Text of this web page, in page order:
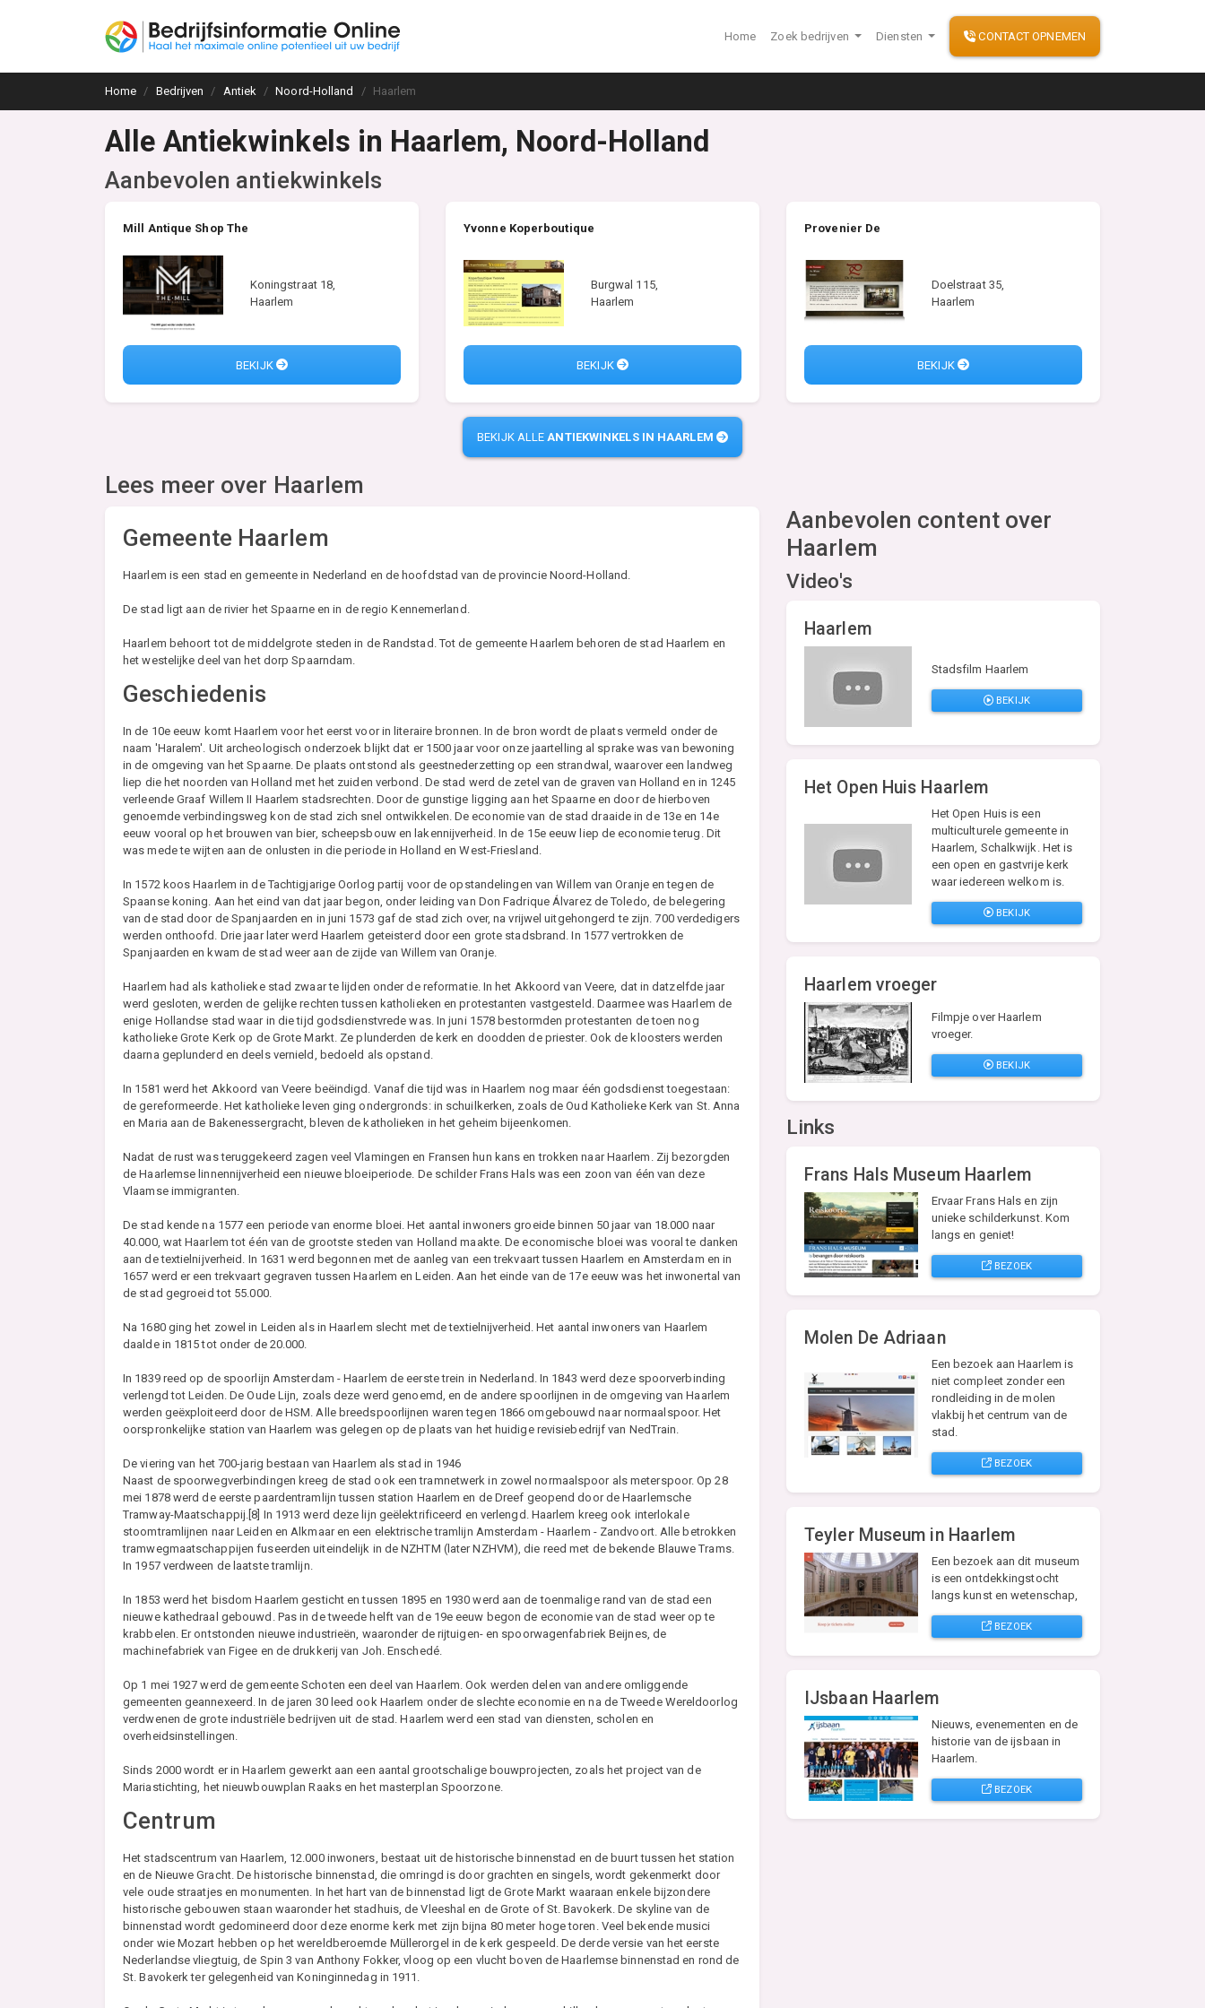
Home Zoek bedrijven Diensten CONTACT OPNEMEN
Home Bedrijven Antiek Noord-Holland Haarlem
Alle Antiekwinkels in Haarlem, Noord-Holland
Aanbevolen antiekwinkels
Mill Antique Shop The
Koningstraat 18,
Haarlem
BEKIJK
Yvonne Koperboutique
Burgwal 115,
Haarlem
BEKIJK
Provenier De
Doelstraat 35,
Haarlem
BEKIJK
BEKIJK ALLEANTIEKWINKELS IN HAARLEM
Lees meer over Haarlem
Gemeente Haarlem
Haarlem is een stad en gemeente in Nederland en de hoofdstad van de provincie Noord-Holland.
De stad ligt aan de rivier het Spaarne en in de regio Kennemerland.
Haarlem behoort tot de middelgrote steden in de Randstad. Tot de gemeente Haarlem behoren de stad Haarlem en
het westelijke deel van het dorp Spaarndam.
Geschiedenis
In de 10e eeuw komt Haarlem voor het eerst voor in literaire bronnen. In de bron wordt de plaats vermeld onder de
naam 'Haralem'. Uit archeologisch onderzoek blijkt dat er 1500 jaar voor onze jaartelling al sprake was van bewoning
in de omgeving van het Spaarne. De plaats ontstond als geestnederzetting op een strandwal, waarover een landweg
liep die het noorden van Holland met het zuiden verbond. De stad werd de zetel van de graven van Holland en in 1245
verleende Graaf Willem II Haarlem stadsrechten. Door de gunstige ligging aan het Spaarne en door de hierboven
genoemde verbindingsweg kon de stad zich snel ontwikkelen. De economie van de stad draaide in de 13e en 14e
eeuw vooral op het brouwen van bier, scheepsbouw en lakennijverheid. In de 15e eeuw liep de economie terug. Dit
was mede te wijten aan de onlusten in die periode in Holland en West-Friesland.
In 1572 koos Haarlem in de Tachtigjarige Oorlog partij voor de opstandelingen van Willem van Oranje en tegen de
Spaanse koning. Aan het eind van dat jaar begon, onder leiding van Don Fadrique Álvarez de Toledo, de belegering
van de stad door de Spanjaarden en in juni 1573 gaf de stad zich over, na vrijwel uitgehongerd te zijn. 700 verdedigers
werden onthoofd. Drie jaar later werd Haarlem geteisterd door een grote stadsbrand. In 1577 vertrokken de
Spanjaarden en kwam de stad weer aan de zijde van Willem van Oranje.
Haarlem had als katholieke stad zwaar te lijden onder de reformatie. In het Akkoord van Veere, dat in datzelfde jaar
werd gesloten, werden de gelijke rechten tussen katholieken en protestanten vastgesteld. Daarmee was Haarlem de
enige Hollandse stad waar in die tijd godsdienstvrede was. In juni 1578 bestormden protestanten de toen nog
katholieke Grote Kerk op de Grote Markt. Ze plunderden de kerk en doodden de priester. Ook de kloosters werden
daarna geplunderd en deels vernield, bedoeld als opstand.
In 1581 werd het Akkoord van Veere beëindigd. Vanaf die tijd was in Haarlem nog maar één godsdienst toegestaan:
de gereformeerde. Het katholieke leven ging ondergronds: in schuilkerken, zoals de Oud Katholieke Kerk van St. Anna
en Maria aan de Bakenessergracht, bleven de katholieken in het geheim bijeenkomen.
Nadat de rust was teruggekeerd zagen veel Vlamingen en Fransen hun kans en trokken naar Haarlem. Zij bezorgden
de Haarlemse linnennijverheid een nieuwe bloeiperiode. De schilder Frans Hals was een zoon van één van deze
Vlaamse immigranten.
De stad kende na 1577 een periode van enorme bloei. Het aantal inwoners groeide binnen 50 jaar van 18.000 naar
40.000, wat Haarlem tot één van de grootste steden van Holland maakte. De economische bloei was vooral te danken
aan de textielnijverheid. In 1631 werd begonnen met de aanleg van een trekvaart tussen Haarlem en Amsterdam en in
1657 werd er een trekvaart gegraven tussen Haarlem en Leiden. Aan het einde van de 17e eeuw was het inwonertal van
de stad gegroeid tot 55.000.
Na 1680 ging het zowel in Leiden als in Haarlem slecht met de textielnijverheid. Het aantal inwoners van Haarlem
daalde in 1815 tot onder de 20.000.
In 1839 reed op de spoorlijn Amsterdam - Haarlem de eerste trein in Nederland. In 1843 werd deze spoorverbinding
verlengd tot Leiden. De Oude Lijn, zoals deze werd genoemd, en de andere spoorlijnen in de omgeving van Haarlem
werden geëxploiteerd door de HSM. Alle breedspoorlijnen waren tegen 1866 omgebouwd naar normaalspoor. Het
oorspronkelijke station van Haarlem was gelegen op de plaats van het huidige revisiebedrijf van NedTrain.
De viering van het 700-jarig bestaan van Haarlem als stad in 1946
Naast de spoorwegverbindingen kreeg de stad ook een tramnetwerk in zowel normaalspoor als meterspoor. Op 28
mei 1878 werd de eerste paardentramlijn tussen station Haarlem en de Dreef geopend door de Haarlemsche
Tramway-Maatschappij.[8] In 1913 werd deze lijn geëlektrificeerd en verlengd. Haarlem kreeg ook interlokale
stoomtramlijnen naar Leiden en Alkmaar en een elektrische tramlijn Amsterdam - Haarlem - Zandvoort. Alle betrokken
tramwegmaatschappijen fuseerden uiteindelijk in de NZHTM (later NZHVM), die reed met de bekende Blauwe Trams.
In 1957 verdween de laatste tramlijn.
In 1853 werd het bisdom Haarlem gesticht en tussen 1895 en 1930 werd aan de toenmalige rand van de stad een
nieuwe kathedraal gebouwd. Pas in de tweede helft van de 19e eeuw begon de economie van de stad weer op te
krabbelen. Er ontstonden nieuwe industrieën, waaronder de rijtuigen- en spoorwagenfabriek Beijnes, de
machinefabriek van Figee en de drukkerij van Joh. Enschedé.
Op 1 mei 1927 werd de gemeente Schoten een deel van Haarlem. Ook werden delen van andere omliggende
gemeenten geannexeerd. In de jaren 30 leed ook Haarlem onder de slechte economie en na de Tweede Wereldoorlog
verdwenen de grote industriële bedrijven uit de stad. Haarlem werd een stad van diensten, scholen en
overheidsinstellingen.
Sinds 2000 wordt er in Haarlem gewerkt aan een aantal grootschalige bouwprojecten, zoals het project van de
Mariastichting, het nieuwbouwplan Raaks en het masterplan Spoorzone.
Centrum
Het stadscentrum van Haarlem, 12.000 inwoners, bestaat uit de historische binnenstad en de buurt tussen het station
en de Nieuwe Gracht. De historische binnenstad, die omringd is door grachten en singels, wordt gekenmerkt door
vele oude straatjes en monumenten. In het hart van de binnenstad ligt de Grote Markt waaraan enkele bijzondere
historische gebouwen staan waaronder het stadhuis, de Vleeshal en de Grote of St. Bavokerk. De skyline van de
binnenstad wordt gedomineerd door deze enorme kerk met zijn bijna 80 meter hoge toren. Veel bekende musici
onder wie Mozart hebben op het wereldberoemde Müllerorgel in de kerk gespeeld. De derde versie van het eerste
Nederlandse vliegtuig, de Spin 3 van Anthony Fokker, vloog op een vlucht boven de Haarlemse binnenstad en rond de
St. Bavokerk ter gelegenheid van Koninginnedag in 1911.
Aanbevolen content over
Haarlem
Video's
Haarlem
Stadsfilm Haarlem
BEKIJK
Het Open Huis Haarlem
Het Open Huis is een
multiculturele gemeente in
Haarlem, Schalkwijk. Het is
een open en gastvrije kerk
waar iedereen welkom is.
BEKIJK
Haarlem vroeger
Filmpje over Haarlem
vroeger.
BEKIJK
Links
Frans Hals Museum Haarlem
Ervaar Frans Hals en zijn
unieke schilderkunst. Kom
langs en geniet!
BEZOEK
Molen De Adriaan
Een bezoek aan Haarlem is
niet compleet zonder een
rondleiding in de molen
vlakbij het centrum van de
stad.
BEZOEK
Teyler Museum in Haarlem
Een bezoek aan dit museum
is een ontdekkingstocht
langs kunst en wetenschap,
BEZOEK
IJsbaan Haarlem
Nieuws, evenementen en de
historie van de ijsbaan in
Haarlem.
BEZOEK